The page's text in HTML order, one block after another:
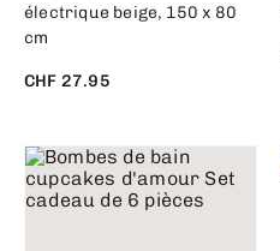
électrique beige, 150 x 80
cm
CHF 27.95